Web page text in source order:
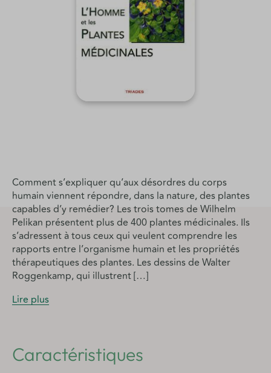
Comment s’expliquer qu’aux désordres du corps
humain viennent répondre, dans la nature, des plantes
capables d’y remédier? Les trois tomes de Wilhelm
Pelikan présentent plus de 400 plantes médicinales. Ils
s’adressent à tous ceux qui veulent comprendre les
rapports entre l’organisme humain et les propriétés
thérapeutiques des plantes. Les dessins de Walter
Roggenkamp, qui illustrent […]
Lire plus
Caractéristiques